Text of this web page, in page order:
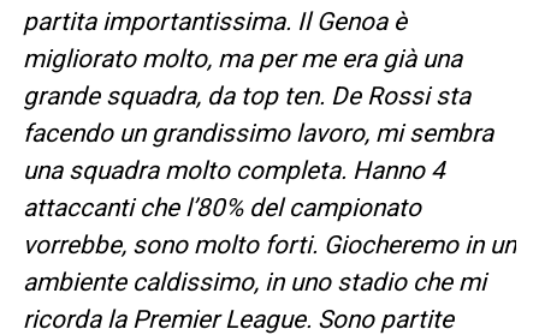
partita importantissima. Il Genoa è
migliorato molto, ma per me era già una
grande squadra, da top ten. De Rossi sta
facendo un grandissimo lavoro, mi sembra
una squadra molto completa. Hanno 4
attaccanti che l’80% del campionato
vorrebbe, sono molto forti. Giocheremo in un
ambiente caldissimo, in uno stadio che mi
ricorda la Premier League. Sono partite